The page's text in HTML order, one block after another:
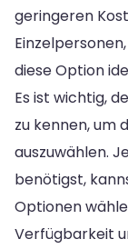
geringeren
diese Option
Es ist wichtig,
zu kennen, um
auszuwählen.
benötigst,
Optionen
Verfügbarkeit